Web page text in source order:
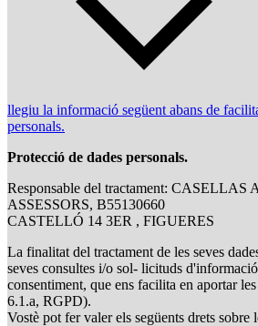
llegiu la informació següent abans de
personals.
Protecció de dades personals.
Responsable del tractament: CASELLAS
ASSESSORS, B55130660
CASTELLÓ 14 3ER , FIGUERES
La finalitat del tractament de les seves
seves consultes i/o sol- licituds
consentiment, que ens facilita en aportar
6.1.a, RGPD).
Vostè pot fer valer els següents drets sobre